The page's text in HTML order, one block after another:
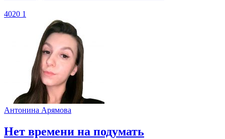
4020 1
Антонина Арямова
​Нет времени на подумать